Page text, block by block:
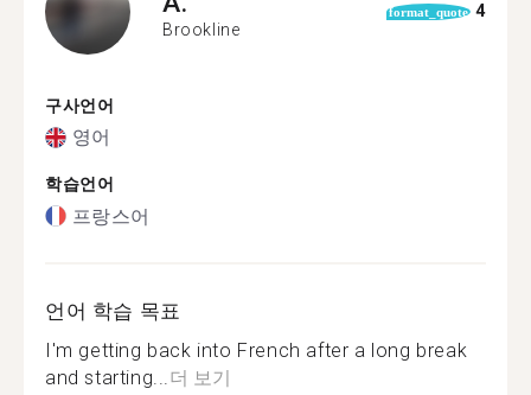
Brookline
format_quote 4
구사언어
영어
학습언어
프랑스어
언어 학습 목표
I'm getting back into French after a long break
and starting... 더 보기